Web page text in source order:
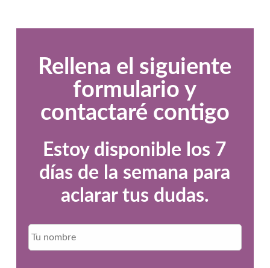
Rellena el siguiente
formulario y
contactaré contigo
Estoy disponible los 7
días de la semana para
aclarar tus dudas.
N
o
m